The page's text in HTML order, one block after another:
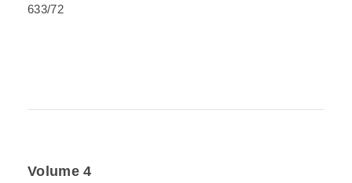
633/72
Volume 4